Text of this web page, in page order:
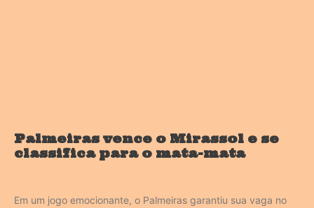
Palmeiras vence o Mirassol e se
classifica para o mata-mata
Em um jogo emocionante, o Palmeiras garantiu sua vaga no